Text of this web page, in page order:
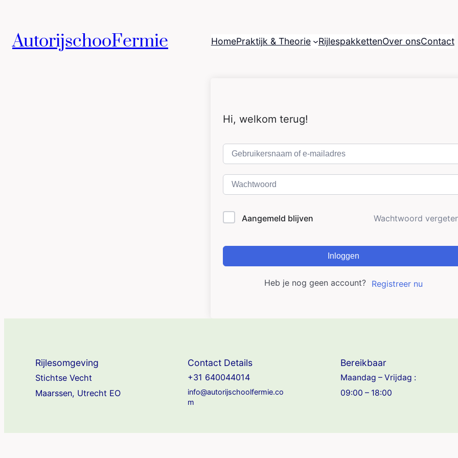
AutorijschooFermie HomePraktijk & Theorie RijlespakkettenOver onsContact
Hi, welkom terug!
Aangemeld blijven Wachtwoord
Inloggen
Heb je nog geen account? Registreer nu
Rijlesomgeving
Stichtse Vecht
Maarssen, Utrecht EO
Contact Details
+31 640044014
info@autorijschoolfermie.co
m
Bereikbaar
Maandag – Vrijdag :
09:00 – 18:00